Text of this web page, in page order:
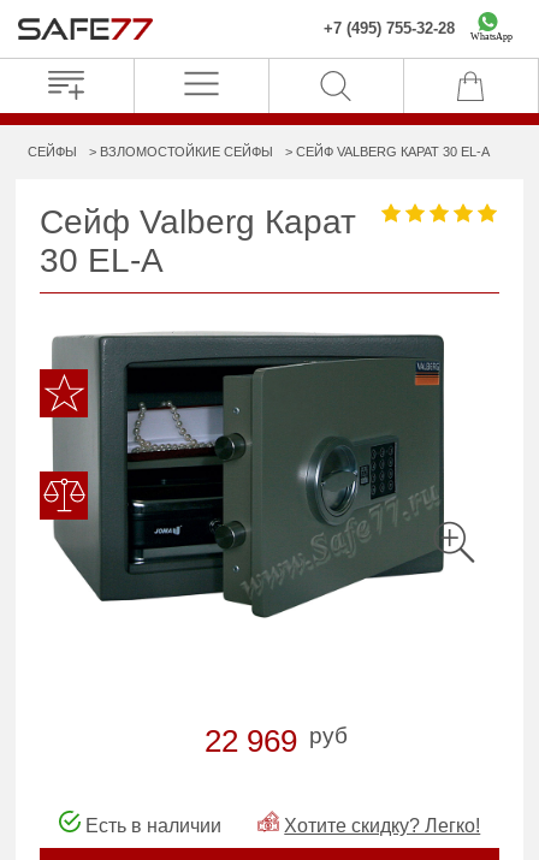
+7 (495) 755-32-28 WhatsApp
СЕЙФЫ ВЗЛОМОСТОЙКИЕ СЕЙФЫ СЕЙФ VALBERG КАРАТ 30 EL-A
Сейф Valberg Карат
30 EL-A
22 969 руб
Есть в наличии Хотите скидку? Легко!